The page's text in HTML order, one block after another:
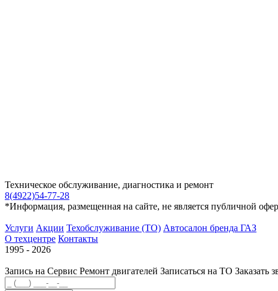
Техническое обслуживание, диагностика и ремонт
8(4922)54-77-28
*Информация, размещенная на сайте, не является публичной
Услуги Акции Техобслуживание (ТО) Автосалон бренда ГАЗ
О техцентре Контакты
1995 - 2026
Запись на Сервис Ремонт двигателей Записаться на ТО Заказать